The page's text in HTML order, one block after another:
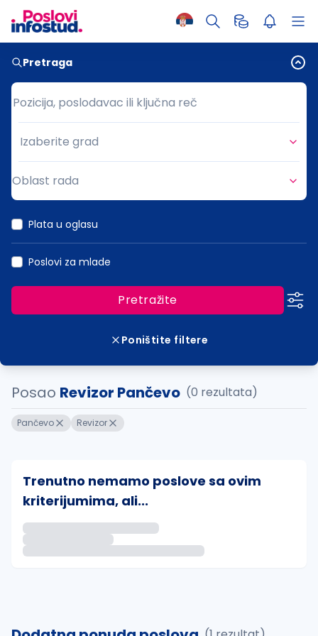
Pretraga
Pozicija, poslodavac ili ključna reč
Pozicija, poslodavac ili ključna reč
Grad
Izaberite grad
Oblast rada
Plata u oglasu
Poslovi za mlade
Pretražite
Poništite filtere
Posao Revizor Pančevo (0 rezultata)
Pančevo Revizor
Trenutno nemamo poslove sa ovim
kriterijumima, ali...